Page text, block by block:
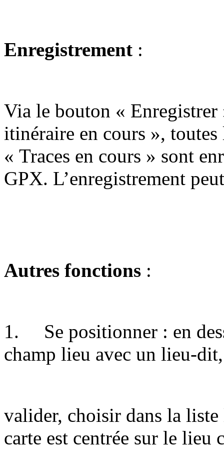
Enregistrement :
Via le bouton « Enregistrer
itinéraire en cours », toutes
« Traces en cours » sont
GPX. L’enregistrement
Autres fonctions :
1. Se positionner : en
champ lieu avec un lieu-
valider, choisir dans la
carte est centrée sur le